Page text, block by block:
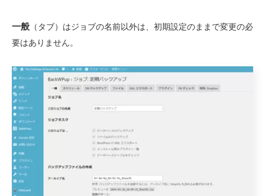
一般 （タブ）はジョブの名前以外は、初期設定のままで変更の必
要はありません。